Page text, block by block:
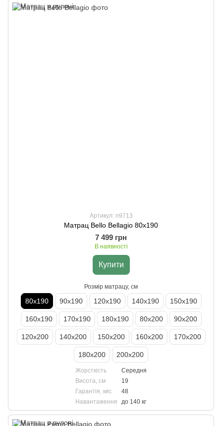
Артикул: n9713
Матрац Bello Bellagio 80х190
7 499 грн
В наявності
Купити
Розмір матрацу, см
80х190 90х190 120х190 140х190 150х190
160х190 170х190 180х190 80х200 90х200
120х200 140х200 150х200 160х200 170х200
180х200 200х200
Жорсткість
Середня
Висота, см
19
Гарантія, міс
48
Навантаження
до 140 кг